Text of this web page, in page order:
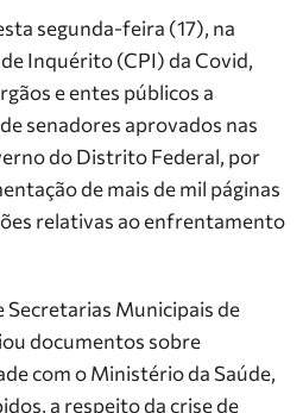
segunda-feira (17), na
Inquérito (CPI) da Covid,
e entes públicos a
senadores aprovados nas
do Distrito Federal, por
de mais de mil páginas
relativas ao enfrentamento
Secretarias Municipais de
documentos sobre
com o Ministério da Saúde,
a respeito da crise de